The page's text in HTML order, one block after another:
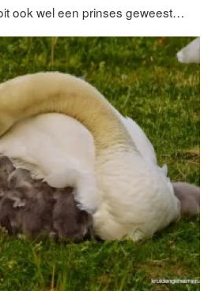
ook wel een prinses geweest…